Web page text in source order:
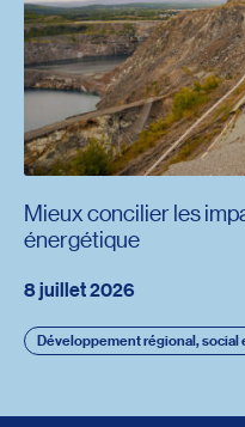
8 juillet 2026
Développement régional, social
Mieux concilier les
énergétique